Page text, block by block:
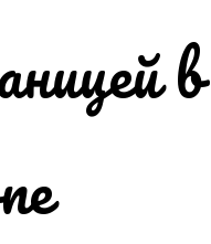
в